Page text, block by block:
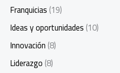
Franquicias(19)
Ideas y oportunidades(10)
Innovación(8)
Liderazgo(8)